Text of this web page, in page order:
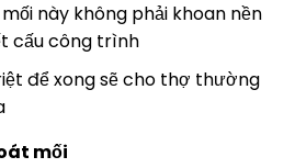
này không phải khoan nền
cấu công trình
để xong sẽ cho thợ thường
mối